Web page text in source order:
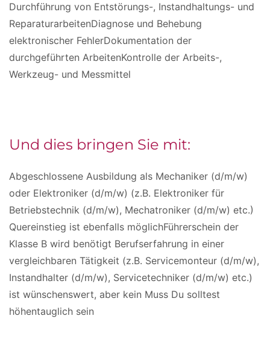
Durchführung von Entstörungs-, Instandhaltungs- und
ReparaturarbeitenDiagnose und Behebung
elektronischer FehlerDokumentation der
durchgeführten ArbeitenKontrolle der Arbeits-,
Werkzeug- und Messmittel
Und dies bringen Sie mit:
Abgeschlossene Ausbildung als Mechaniker (d/m/w)
oder Elektroniker (d/m/w) (z.B. Elektroniker für
Betriebstechnik (d/m/w), Mechatroniker (d/m/w) etc.)
Quereinstieg ist ebenfalls möglichFührerschein der
Klasse B wird benötigt Berufserfahrung in einer
vergleichbaren Tätigkeit (z.B. Servicemonteur (d/m/w),
Instandhalter (d/m/w), Servicetechniker (d/m/w) etc.)
ist wünschenswert, aber kein Muss Du solltest
höhentauglich sein